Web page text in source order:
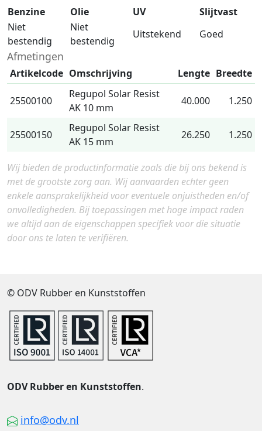
Benzine
Olie UV
Slijtvast
Niet
bestendig
Niet
bestendig
Uitstekend Goed
Afmetingen
Artikelcode Omschrijving Lengte Breedte
25500100
Regupol Solar Resist
AK 10 mm
40.000 1.250
25500150
Regupol Solar Resist
AK 15 mm
26.250 1.250
Wij bieden de productinformatie zoals die bij ons bekend is
met de grootste zorg aan. Wij aanvaarden echter geen
enkele aansprakelijkheid voor eventuele onjuistheden en/of
onvolledigheden. Bij toepassingen met hoge impact raden
we altijd aan de eigenschappen specifiek voor die situatie
door ons te laten te verifiëren.
© ODV Rubber en Kunststoffen
ODV Rubber en Kunststoffen.
info@odv.nl